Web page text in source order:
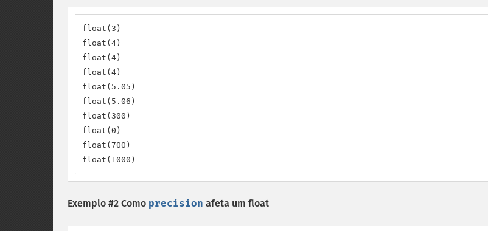
float(3)
float(4)
float(4)
float(4)
float(5.05)
float(5.06)
float(300)
float(0)
float(700)
float(1000)
Exemplo #2 Como precision afeta um float